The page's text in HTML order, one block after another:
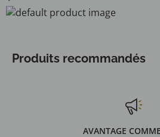
Produits recommandés
AVANTAGE